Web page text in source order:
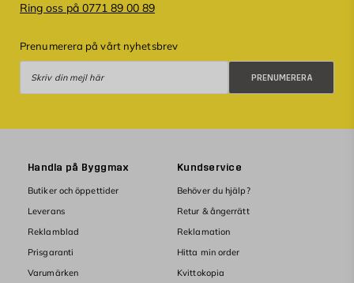
Ring oss på 0771 89 00 89
Prenumerera på vårt nyhetsbrev
PRENUMERERA
Handla på Byggmax
Butiker och öppettider
Leverans
Reklamblad
Prisgaranti
Varumärken
Kundservice
Behöver du hjälp?
Retur & ångerrätt
Reklamation
Hitta min order
Kvittokopia